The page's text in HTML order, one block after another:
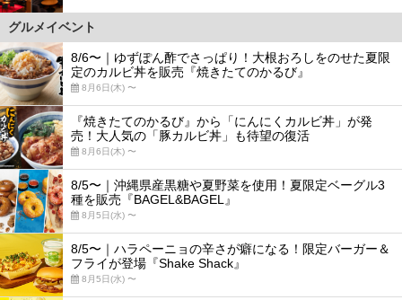
グルメイベント
8/6〜｜ゆずぽん酢でさっぱり！大根おろしをのせた夏限
定のカルビ丼を販売『焼きたてのかるび』
8月6日(木) 〜
『焼きたてのかるび』から「にんにくカルビ丼」が発
売！大人気の「豚カルビ丼」も待望の復活
8月6日(木) 〜
8/5〜｜沖縄県産黒糖や夏野菜を使用！夏限定ベーグル3
種を販売『BAGEL&BAGEL』
8月5日(水) 〜
8/5〜｜ハラペーニョの辛さが癖になる！限定バーガー＆
フライが登場『Shake Shack』
8月5日(水) 〜